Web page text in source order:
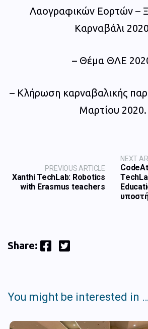
Λαογραφικών Εορτών –
Καρναβάλι
– Θέμα ΘΛΕ
– Κλήρωση καρναβαλικής
Μαρτίου 2020.
PREVIOUS ARTICLE
Xanthi TechLab: Robotics
with Erasmus teachers
NEXT
Share: Facebook Twitter
You might be interested in …